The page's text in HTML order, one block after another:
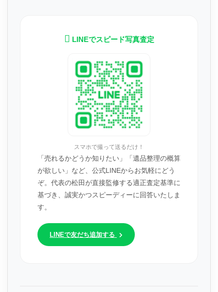
LINEでスピード写真査定
スマホで撮って送るだけ！
「売れるかどうか知りたい」「遺品整理の概算
が欲しい」など、公式LINEからお気軽にどう
ぞ。代表の松田が直接監修する適正査定基準に
基づき、誠実かつスピーディーに回答いたしま
す。
LINEで友だち追加する